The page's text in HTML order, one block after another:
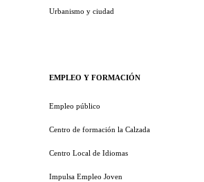
Urbanismo y ciudad
EMPLEO Y FORMACIÓN
Empleo público
Centro de formación la Calzada
Centro Local de Idiomas
Impulsa Empleo Joven